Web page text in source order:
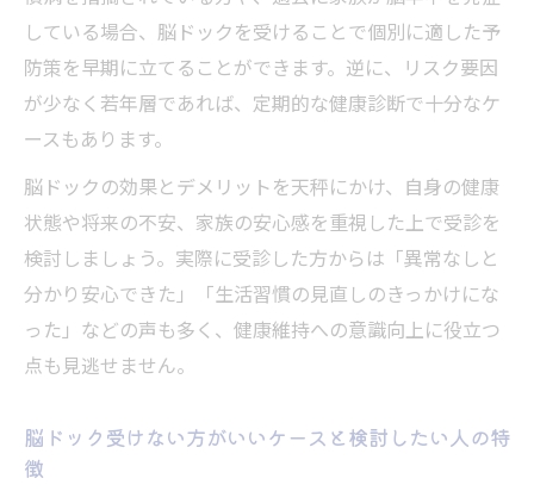
している場合、脳ドックを受けることで個別に適した予
防策を早期に立てることができます。逆に、リスク要因
が少なく若年層であれば、定期的な健康診断で十分なケ
ースもあります。
脳ドックの効果とデメリットを天秤にかけ、自身の健康
状態や将来の不安、家族の安心感を重視した上で受診を
検討しましょう。実際に受診した方からは「異常なしと
分かり安心できた」「生活習慣の見直しのきっかけにな
った」などの声も多く、健康維持への意識向上に役立つ
点も見逃せません。
脳ドック受けない方がいいケースと検討したい人の特
徴